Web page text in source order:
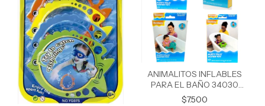
ANIMALITOS INFLABLES
PARA EL BAÑO 34030
BESTWAY
$7.500